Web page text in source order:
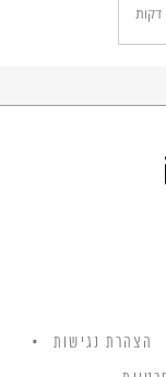
דקות
הצהרת נגישות